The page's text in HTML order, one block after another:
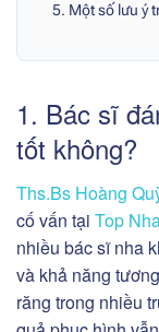
5. Một số lưu ý
1. Bác sĩ
tốt không?
Ths.Bs Hoàng
cố vấn tại Top
nhiều bác sĩ nha
và khả năng
răng trong nhiều